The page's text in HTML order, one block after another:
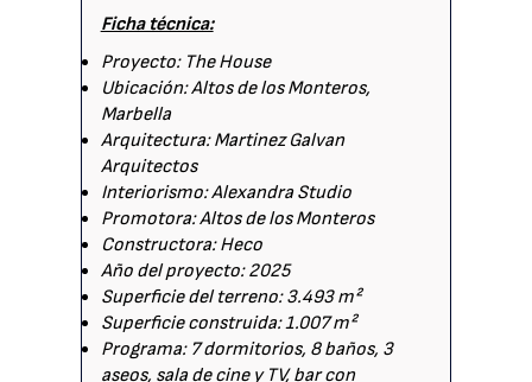
Ficha técnica:
Proyecto: The House
Ubicación: Altos de los Monteros,
Marbella
Arquitectura: Martinez Galvan
Arquitectos
Interiorismo: Alexandra Studio
Promotora: Altos de los Monteros
Constructora: Heco
Año del proyecto: 2025
Superficie del terreno: 3.493 m²
Superficie construida: 1.007 m²
Programa: 7 dormitorios, 8 baños, 3
aseos, sala de cine y TV, bar con